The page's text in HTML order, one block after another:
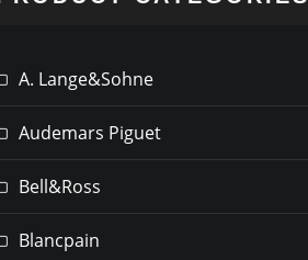
A. Lange&Sohne
Audemars Piguet
Bell&Ross
Blancpain